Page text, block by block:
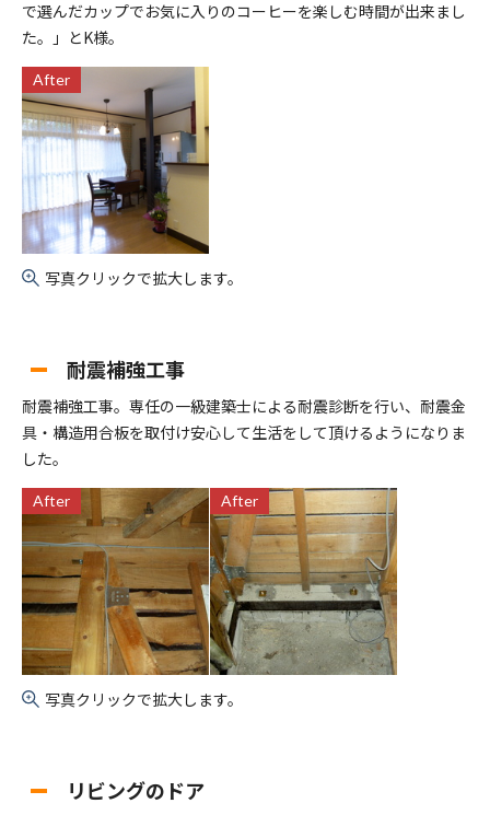
で選んだカップでお気に入りのコーヒーを楽しむ時間が出来まし
た。」とK様。
After
写真クリックで拡大します。
耐震補強工事
耐震補強工事。専任の一級建築士による耐震診断を行い、耐震金
具・構造用合板を取付け安心して生活をして頂けるようになりま
した。
After After
写真クリックで拡大します。
リビングのドア